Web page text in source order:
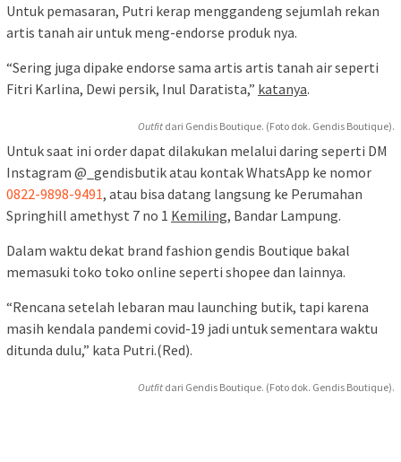
Untuk pemasaran, Putri kerap menggandeng sejumlah rekan
artis tanah air untuk meng-endorse produk nya.
“Sering juga dipake endorse sama artis artis tanah air seperti
Fitri Karlina, Dewi persik, Inul Daratista,” katanya.
Outfit dari Gendis Boutique. (Foto dok. Gendis Boutique).
Untuk saat ini order dapat dilakukan melalui daring seperti DM
Instagram @_gendisbutik atau kontak WhatsApp ke nomor
0822-9898-9491, atau bisa datang langsung ke Perumahan
Springhill amethyst 7 no 1 Kemiling, Bandar Lampung.
Dalam waktu dekat brand fashion gendis Boutique bakal
memasuki toko toko online seperti shopee dan lainnya.
“Rencana setelah lebaran mau launching butik, tapi karena
masih kendala pandemi covid-19 jadi untuk sementara waktu
ditunda dulu,” kata Putri.(Red).
Outfit dari Gendis Boutique. (Foto dok. Gendis Boutique).